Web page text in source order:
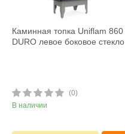
Каминная топка Uniflam 860
DURO левое боковое стекло
(0)
В наличии